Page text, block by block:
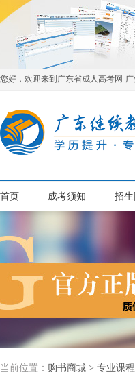
您好，欢迎来到广东省成人高考网-
首页 成考须知 招
当前位置： 购书商城 > 专业课程